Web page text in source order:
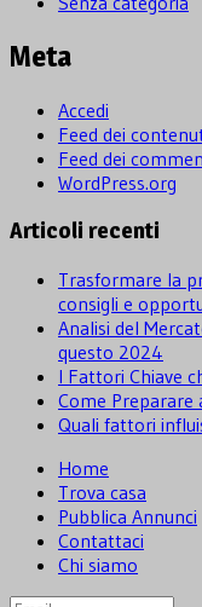
Meta
Accedi
Feed dei
Feed dei
WordPress.org
Articoli recenti
Trasformare la
consigli e
Analisi del
questo 2024
I Fattori Chiave
Come Preparare
Quali fattori
Home
Trova casa
Pubblica Annunci
Contattaci
Chi siamo